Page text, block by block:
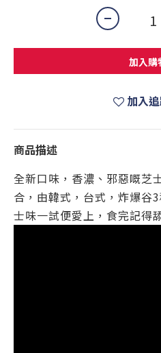
加入購
加入
商品描述
全新口味，香濃、邪惡嘅芝
合，由韓式，台式，炸爆谷
士味一試便愛上，食完記得